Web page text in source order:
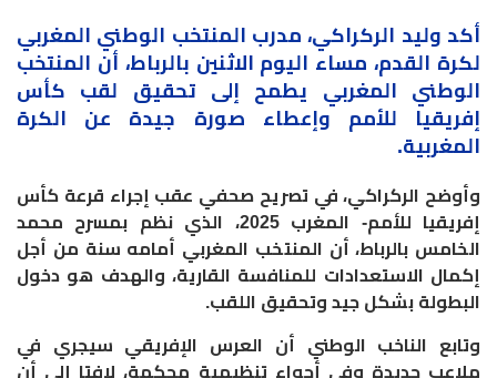
أكد وليد الركراكي، مدرب المنتخب الوطني المغربي
لكرة القدم، مساء اليوم الاثنين بالرباط، أن المنتخب
الوطني المغربي يطمح إلى تحقيق لقب كأس
إفريقيا للأمم وإعطاء صورة جيدة عن الكرة
المغربية.
وأوضح الركراكي، في تصريح صحفي عقب إجراء قرعة كأس
إفريقيا للأمم- المغرب 2025، الذي نظم بمسرح محمد
الخامس بالرباط، أن المنتخب المغربي أمامه سنة من أجل
إكمال الاستعدادات للمنافسة القارية، والهدف هو دخول
البطولة بشكل جيد وتحقيق اللقب.
وتابع الناخب الوطني أن العرس الإفريقي سيجري في
ملاعب جديدة وفي أجواء تنظيمية محكمة، لافتا إلى أن